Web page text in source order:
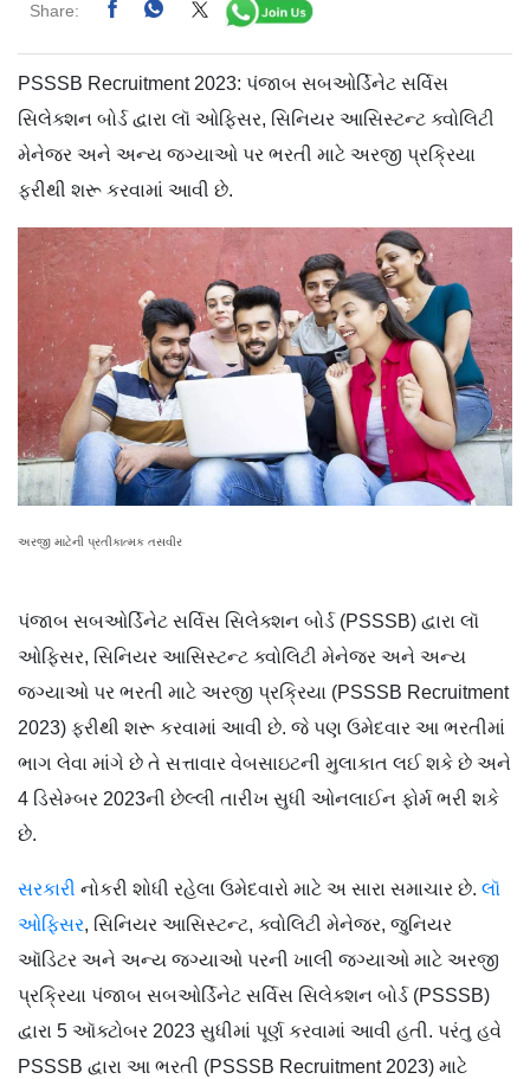
Share:
PSSSB Recruitment 2023: પંજાબ સબઓર્ડિનેટ સર્વિસ
સિલેક્શન બોર્ડ દ્વારા લૉ ઓફિસર, સિનિયર આસિસ્ટન્ટ ક્વોલિટી
મેનેજર અને અન્ય જગ્યાઓ પર ભરતી માટે અરજી પ્રક્રિયા
ફરીથી શરૂ કરવામાં આવી છે.
અરજી માટેની પ્રતીકાત્મક તસવીર
પંજાબ સબઓર્ડિનેટ સર્વિસ સિલેક્શન બોર્ડ (PSSSB) દ્વારા લૉ
ઓફિસર, સિનિયર આસિસ્ટન્ટ ક્વોલિટી મેનેજર અને અન્ય
જગ્યાઓ પર ભરતી માટે અરજી પ્રક્રિયા (PSSSB Recruitment
2023) ફરીથી શરૂ કરવામાં આવી છે. જે પણ ઉમેદવાર આ ભરતીમાં
ભાગ લેવા માંગે છે તે સત્તાવાર વેબસાઇટની મુલાકાત લઈ શકે છે અને
4 ડિસેમ્બર 2023ની છેલ્લી તારીખ સુધી ઓનલાઈન ફોર્મ ભરી શકે
છે.
સરકારી નોકરી શોધી રહેલા ઉમેદવારો માટે અ સારા સમાચાર છે. લૉ
ઓફિસર, સિનિયર આસિસ્ટન્ટ, ક્વોલિટી મેનેજર, જુનિયર
ઑડિટર અને અન્ય જગ્યાઓ પરની ખાલી જગ્યાઓ માટે અરજી
પ્રક્રિયા પંજાબ સબઓર્ડિનેટ સર્વિસ સિલેક્શન બોર્ડ (PSSSB)
દ્વારા 5 ઑક્ટોબર 2023 સુધીમાં પૂર્ણ કરવામાં આવી હતી. પરંતુ હવે
PSSSB દ્વારા આ ભરતી (PSSSB Recruitment 2023) માટે